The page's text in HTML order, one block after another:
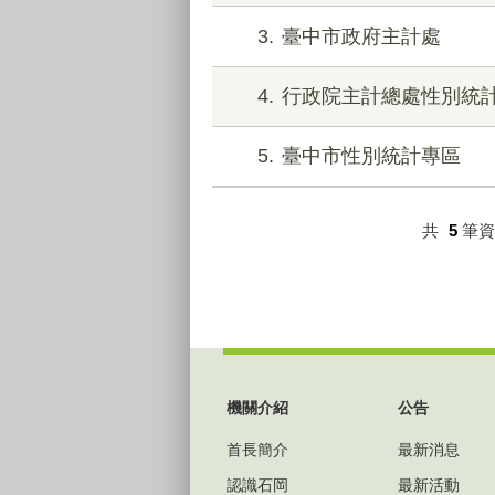
3 臺中市政府主計處
4 行政院主計總處性別統
5 臺中市性別統計專區
共 5 筆
機關介紹
首長簡介
認識石岡
公告
最新消息
最新活動